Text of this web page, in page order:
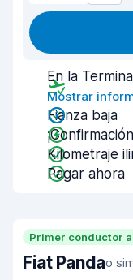
En la Terminal
Mostrar
Fianza baja
Kilometraje
Pagar ahora
Primer conductor
Fiat Pandao